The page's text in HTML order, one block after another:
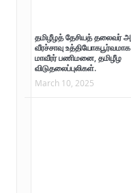
தமிழீழத் தேசியத் தலைவர்
வீரச்சாவு உத்தியோகபூர்வமாக
மாவீரர் பணிமனை, தமிழீழ
விடுதலைப்புலிகள்.
March 10, 2025